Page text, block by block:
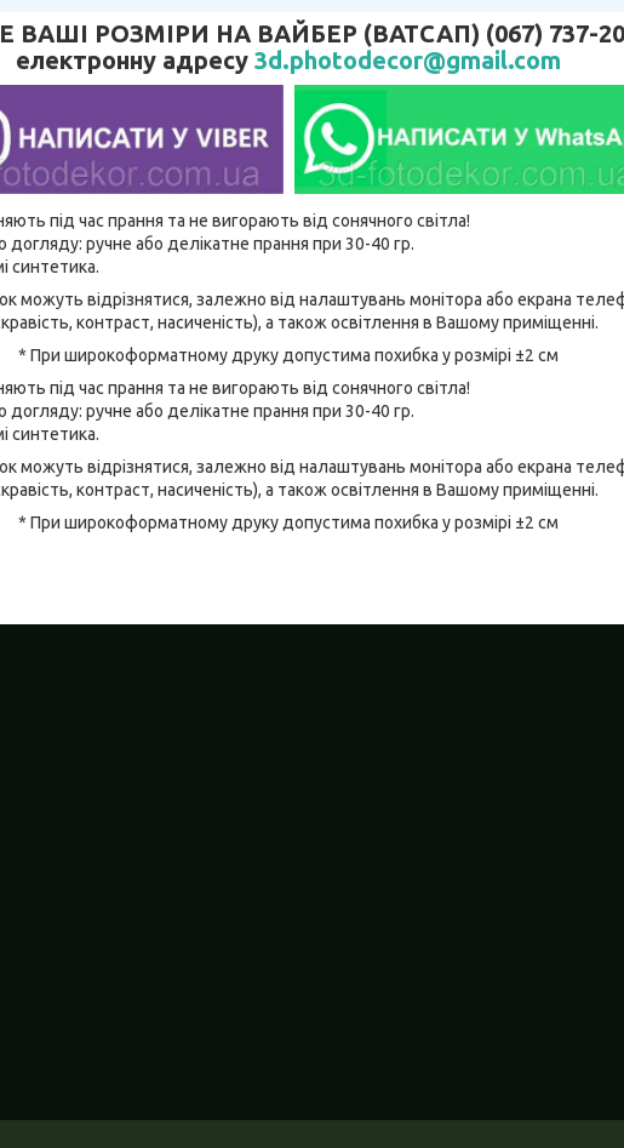
РОЗМІРИ НА ВАЙБЕР (ВАТСАП) (067) 737-
електронну адресу 3d.photodecor@gmail.com
під час прання та не вигорають від сонячного світла!
ручне або делікатне прання при 30-40 гр.
синтетика.
можуть відрізнятися, залежно від налаштувань монітора або екрана
контраст, насиченість), а також освітлення в Вашому приміщенні.
* При широкоформатному друку допустима похибка у розмірі ±2 см
під час прання та не вигорають від сонячного світла!
ручне або делікатне прання при 30-40 гр.
синтетика.
можуть відрізнятися, залежно від налаштувань монітора або екрана
контраст, насиченість), а також освітлення в Вашому приміщенні.
* При широкоформатному друку допустима похибка у розмірі ±2 см